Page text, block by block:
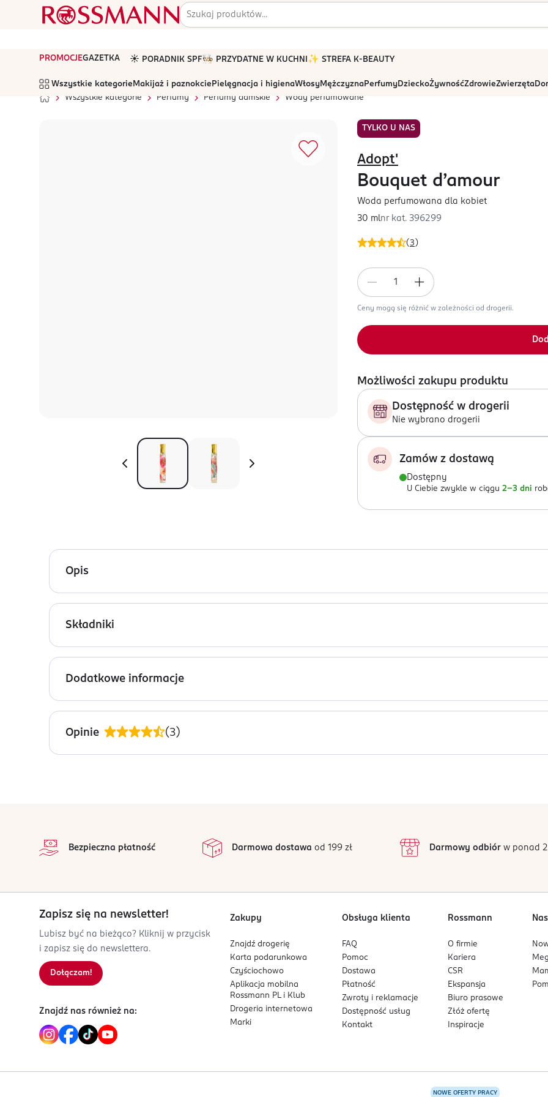
PROMOCJEGAZETKA ☀️ PORADNIK SPF🧑🏻‍🍳 PRZYDATNE W KUCHNI ✨ STREFA K-BEAUTY
Wszystkie kategorie Makijaż i paznokcie Pielęgnacja i higienaWłosyMężczyznaPerfumyDzieckoŻywnośćZdrowieZwierzęta
Wszystkie kategorie
Perfumy Perfumy damskie Wody perfumowane
TYLKO U NAS
(3 )
Adopt'
Bouquet d’amour
Woda perfumowana dla kobiet
30 mlnr kat. 396299
Ceny mogą się różnić w zależności od drogerii.
Możliwości zakupu produktu
Dostępność w drogerii
Nie wybrano drogerii
Zamów z dostawą
Dostępny
U Ciebie zwykle w ciągu 2-3 dni
Opis
Adopt' Bouquet d’amour woda perfumowana dla kobiet. Zapach to bukiet miłości – lekki, pełen gracji i elegancji.
się świetliste serce z jaśminu i magnolii – esencja nowoczesnej kobiecości. Całość otula zmysłowe drewno
Składniki
Ingredients: : ALCOHOL DENAT., AQUA, PARFUM, MICA, CI 77891, CI 77491, LIMONENE, HYDROXYCITRONELLAL,
ISOEUGENOL.
Dodatkowe informacje
OSTRZEŻENIA DOTYCZĄCE BEZPIECZEŃSTWA
Produkt łatwopalny.
FR-Francja
3 701429 820572
Opinie (3)
2
1
Bezpieczna płatność Darmowa dostawa od 199 zł Darmowy odbiórw ponad
Zapisz się na newsletter!
Lubisz być na bieżąco? Kliknij w przycisk
i zapisz się do newslettera.
Dołączam!
Znajdź nas również na:
Zakupy
Znajdź drogerię
Karta podarunkowa
Czyściochowo
Aplikacja mobilna
Rossmann PL i Klub
Drogeria internetowa
Marki
Obsługa klienta
FAQ
Pomoc
Dostawa
Płatność
Zwroty i reklamacje
Dostępność usług
Kontakt
Rossmann
O firmie
Kariera
CSR
Ekspansja
Biuro prasowe
Złóż ofertę
Inspiracje
NOWE OFERTY PRACY